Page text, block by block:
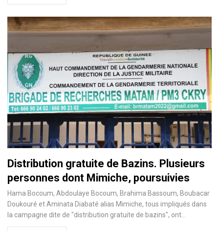
Distribution gratuite de Bazins. Plusieurs
personnes dont Mimiche, poursuivies
Hama Bocoum, Abdoulaye Bocoum, Brahima Bassoum, Boubacar
Doukouré et Aminata Diabaté alias Mimiche, tous impliqués dans
la campagne dite de "distribution gratuite de bazins", ont…